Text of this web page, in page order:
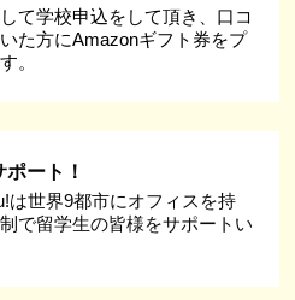
て学校申込をして頂き、口コ
た方にAmazonギフト券をプ
。
ート！
は世界9都市にオフィスを持
で留学生の皆様をサポートい